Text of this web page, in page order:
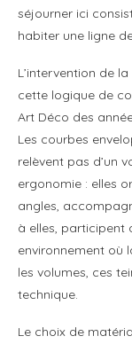
séjourner ici
habiter une ligne
L’intervention de
cette logique de
Art Déco des
Les courbes
relèvent pas d’un
ergonomie : elles
angles,
à elles, participent
environnement où
les volumes, ces
technique.
Le choix de